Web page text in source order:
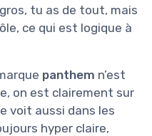
tu as de tout, mais
ce qui est logique à
panthem n’est
on est clairement sur
voit aussi dans les
hyper claire,